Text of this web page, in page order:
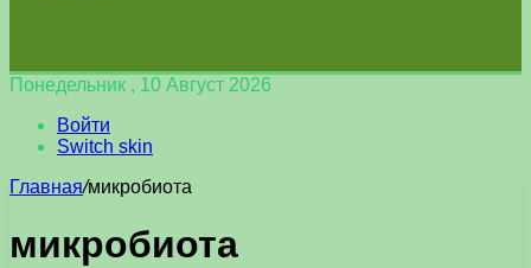
Понедельник , 10 Август 2026
Войти
Switch skin
Главная/микробиота
микробиота